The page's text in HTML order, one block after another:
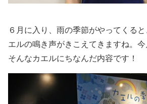
６月に入り、雨の季節がやってくる
エルの鳴き声がきこえてきますね。 今
そんなカエルにちなんだ内容です！